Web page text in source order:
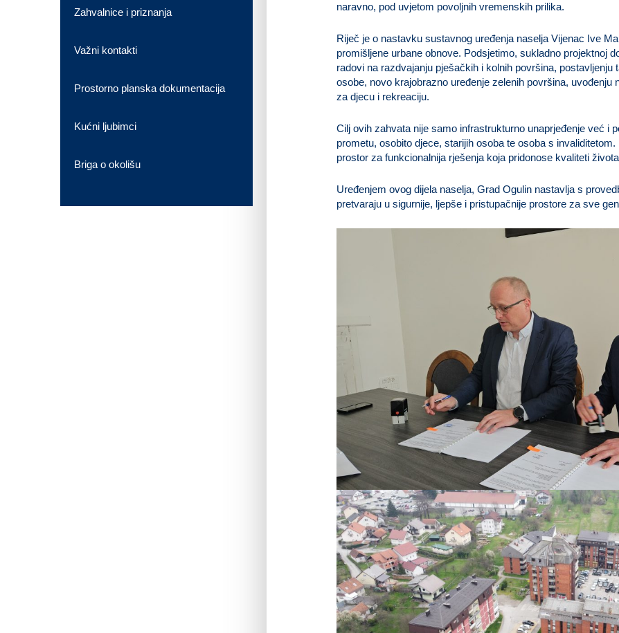
naravno, pod uvjetom povoljnih vremenskih prilika.
Riječ je o nastavku sustavnog uređenja naselja Vijenac Ive
promišljene urbane obnove. Podsjetimo, sukladno projektnoj
radovi na razdvajanju pješačkih i kolnih površina, postavljenju
osobe, novo krajobrazno uređenje zelenih površina, uvođenju
za djecu i rekreaciju.
Cilj ovih zahvata nije samo infrastrukturno unaprjeđenje već i
prometu, osobito djece, starijih osoba te osoba s
prostor za funkcionalnija rješenja koja pridonose kvaliteti
Uređenjem ovog dijela naselja, Grad Ogulin nastavlja s
pretvaraju u sigurnije, ljepše i pristupačnije prostore za sve
Zahvalnice i priznanja
Važni kontakti
Prostorno planska dokumentacija
Kućni ljubimci
Briga o okolišu